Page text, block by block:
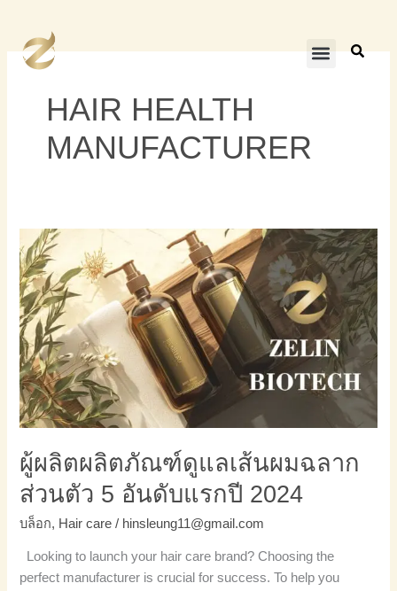
content
HAIR HEALTH
MANUFACTURER
ผู้ผลิตผลิตภัณฑ์ดูแลเส้นผมฉลาก
ส่วนตัว 5 อันดับแรกปี 2024
บล็อก, Hair care / hinsleung11@gmail.com
Looking to launch your hair care brand? Choosing the
perfect manufacturer is crucial for success. To help you
ผลิต
ผลิตภัณฑ์
ดูแล
เส้นผม
ฉลาก
ส่วน
ตัว
5
อันดับ
แรก
ปี
2024